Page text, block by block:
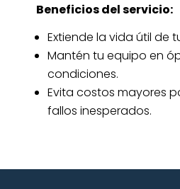
Beneficios del servicio:
Extiende la vida útil de
Mantén tu equipo en
condiciones.
Evita costos mayores
fallos inesperados.